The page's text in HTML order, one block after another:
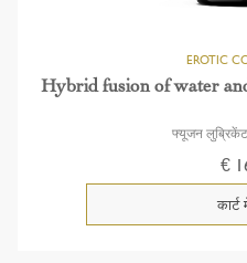
Hybrid fusion of water
फ्यूजन लुब्रिकेंट
€